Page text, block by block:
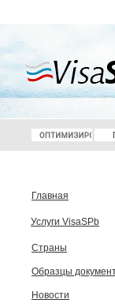
Главная
Услуги VisaSPb
Страны
Образцы
Новости